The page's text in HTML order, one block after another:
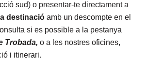
sud) o presentar-te directament a
destinació amb un descompte en el
si es possible a la pestanya
Trobada, o a les nostres oficines,
i itinerari.